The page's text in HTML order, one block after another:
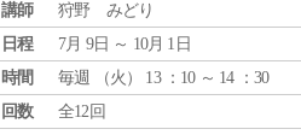
講師
狩野 みどり
日程
7月 9日 ～ 10月 1日
時間
毎週 （火 ） 13 ：10 ～ 14 ：30
回数
全12回